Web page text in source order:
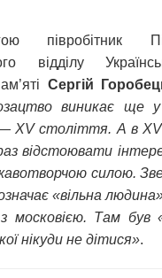
півробітник
відділу
Сергій
виникає ще
XV століття. А в
відстоювати
силою.
«вільна
московією. Там був
нікуди не дітися».